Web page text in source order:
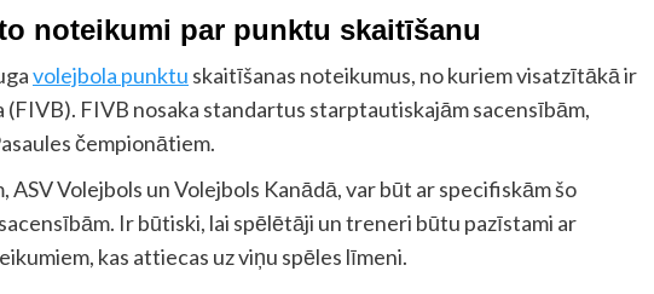
noteikumi par punktu skaitīšanu
volejbola punktu skaitīšanas noteikumus, no kuriem visatzītākā ir
FIVB nosaka standartus starptautiskajām sacensībām,
čempionātiem.
Volejbols un Volejbols Kanādā, var būt ar specifiskām šo
Ir būtiski, lai spēlētāji un treneri būtu pazīstami ar
kas attiecas uz viņu spēles līmeni.